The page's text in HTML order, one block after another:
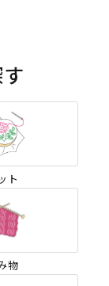
ト
物